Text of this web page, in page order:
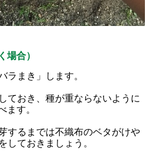
場合）
ラまき」します。
ておき、種が重ならないように
ます。
するまでは不織布のベタがけや
しておきましょう。